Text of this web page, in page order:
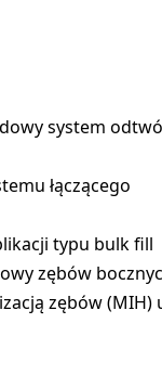
system
łączącego
typu bulk fill
zębów
zębów (MIH)